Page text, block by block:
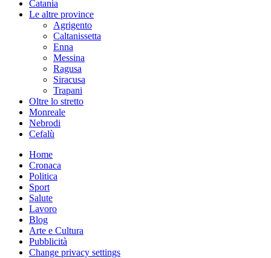
Catania
Le altre province
Agrigento
Caltanissetta
Enna
Messina
Ragusa
Siracusa
Trapani
Oltre lo stretto
Monreale
Nebrodi
Cefalù
Home
Cronaca
Politica
Sport
Salute
Lavoro
Blog
Arte e Cultura
Pubblicità
Change privacy settings